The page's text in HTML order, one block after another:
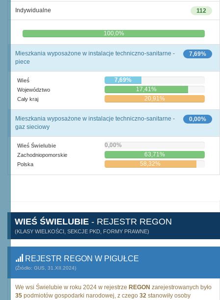
112
Indywidualne
0,0% 100,0%
7,69%
Mieszkania wyposażone w instalacje techniczno-sanitarne -
piece
Wieś 7,69%
Województwo 17,41%
Cały kraj 20,91%
0,00%
Mieszkania wyposażone w instalacje techniczno-sanitarne -
gaz sieciowy
Wieś Świelubie 0,00%
Zachodniopomorskie 63,71%
Polska 58,32%
WIEŚ ŚWIELUBIE - REJESTR REGON
(KLASY WIELKOŚCI, SEKCJE PKD, FORMY PRAWNE)
REJESTR REGON W PIGUŁCE
(Źródło: GUS, 31.XII.2024)
We wsi Świelubie w roku 2024 w rejestrze REGON zarejestrowanych było
35 podmiotów gospodarki narodowej, z czego 32 stanowiły osoby